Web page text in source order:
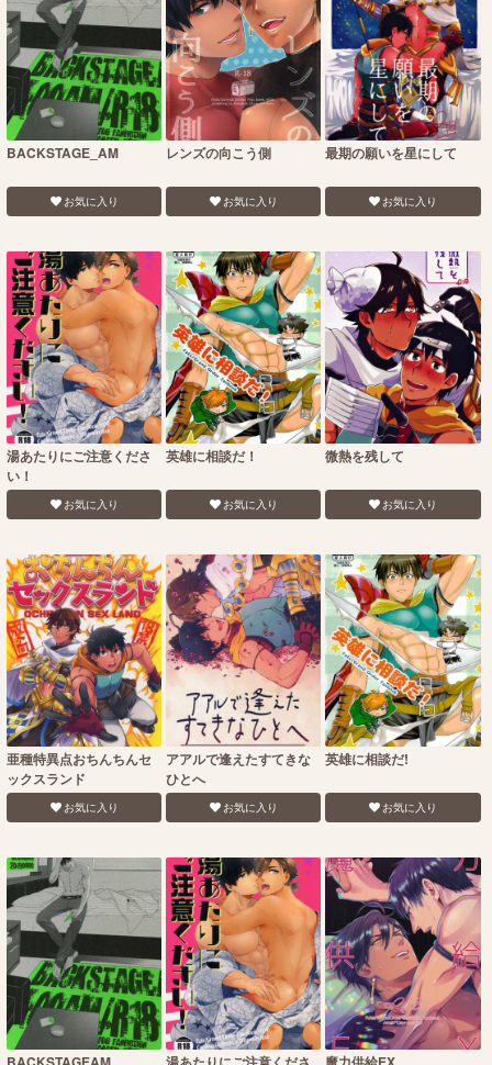
BACKSTAGE_AM
お気に入り
レンズの向こう側
お気に入り
最期の願いを星にして
お気に入り
湯あたりにご注意くださ
い！
お気に入り
英雄に相談だ！
お気に入り
微熱を残して
お気に入り
亜種特異点おちんちんセ
ックスランド
お気に入り
アアルで逢えたすてきな
ひとへ
お気に入り
英雄に相談だ!
お気に入り